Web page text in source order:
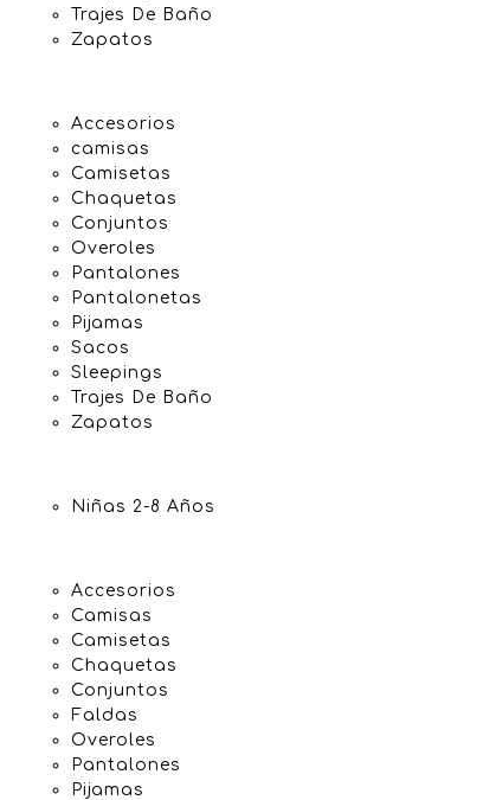
Trajes De Baño
Zapatos
Accesorios
camisas
Camisetas
Chaquetas
Conjuntos
Overoles
Pantalones
Pantalonetas
Pijamas
Sacos
Sleepings
Trajes De Baño
Zapatos
Niñas 2-8 Años
Accesorios
Camisas
Camisetas
Chaquetas
Conjuntos
Faldas
Overoles
Pantalones
Pijamas